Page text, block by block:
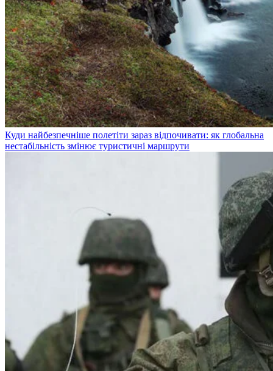
Куди найбезпечніше полетіти зараз відпочивати: як глобальна
нестабільність змінює туристичні маршрути